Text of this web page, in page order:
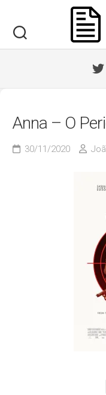
content
Anna – O
30/11/2020